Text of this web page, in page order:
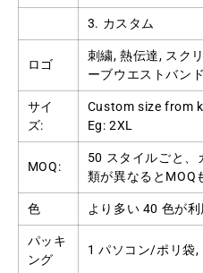
3. カスタム
ロゴ
刺繍, 熱伝達, スク
ーブウエストバン
サイ
ズ:
Custom size from
Eg: 2XL
MOQ:
50 スタイルごと、
類が異なるとMOQ
色 より多い 40 色が
パッキ
ング
1 パソコン/ポリ袋,